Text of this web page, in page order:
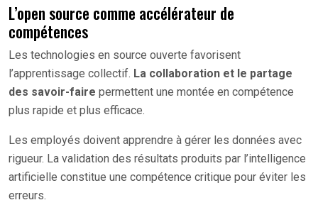
L’open source comme accélérateur de
compétences
Les technologies en source ouverte favorisent
l’apprentissage collectif. La collaboration et le partage
des savoir-faire permettent une montée en compétence
plus rapide et plus efficace.
Les employés doivent apprendre à gérer les données avec
rigueur. La validation des résultats produits par l’intelligence
artificielle constitue une compétence critique pour éviter les
erreurs.